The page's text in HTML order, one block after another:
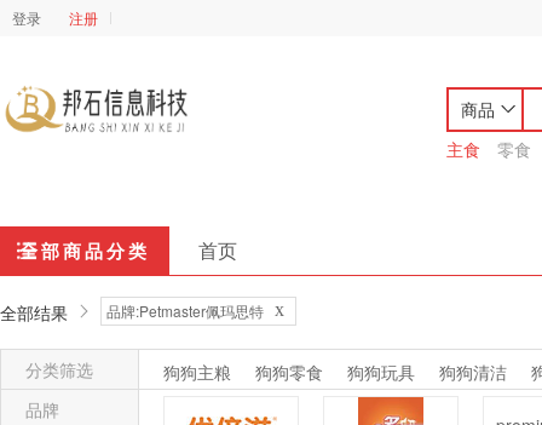
登录 注册
商品
主食
零食
全部商品分类 首页
全部结果 品牌:Petmaster佩玛思特 x
分类筛选 狗狗主粮 狗狗零食 狗狗玩具 狗狗清洁
猫猫玩具
品牌